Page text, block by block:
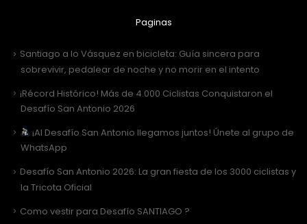
Paginas
Santiago a lo Vásquez en bicicleta: Guía sincera para
sobrevivir, pedalear de noche y no morir en el intento
¡Récord Histórico! Más de 4.000 Ciclistas Conquistaron el
Desafío San Antonio 2026
¡Al Desafío San Antonio llegamos juntos! Únete al grupo de
WhatsApp
Desafío San Antonio 2026: La gran fiesta de los 3000 ciclistas y
la Tricota Oficial
Como vestir para Desafío SANTIAGO ?